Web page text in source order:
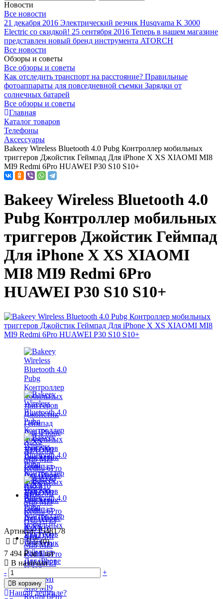
Новости
Все новости
21 декабря 2016 Электрический резчик Husqvarna K 3000
Electric со скидкой! 25 сентября 2016 Теперь в нашем магазине
представлен новый бренд инструмента ATORCH
Все новости
Обзоры и советы
Все обзоры и советы
Как отследить транспорт на расстояние? Правильные
фотоаппараты для повседневной съемки Зарядки от
солнечных батарей
Все обзоры и советы
Главная
Каталог товаров
Телефоны
Аксессуары
Bakeey Wireless Bluetooth 4.0 Pubg Контроллер мобильных
триггеров Джойстик Геймпад Для iPhone X XS XIAOMI MI8
MI9 Redmi 6Pro HUAWEI P30 S10 S10+
Bakeey Wireless Bluetooth 4.0
Pubg Контроллер мобильных
триггеров Джойстик Геймпад
Для iPhone X XS XIAOMI
MI8 MI9 Redmi 6Pro
HUAWEI P30 S10 S10+
Артикул: 1548178
(0)
7 494 ₽за 1 шт
В наличии
-
+
В корзину
Нашли дешевле?